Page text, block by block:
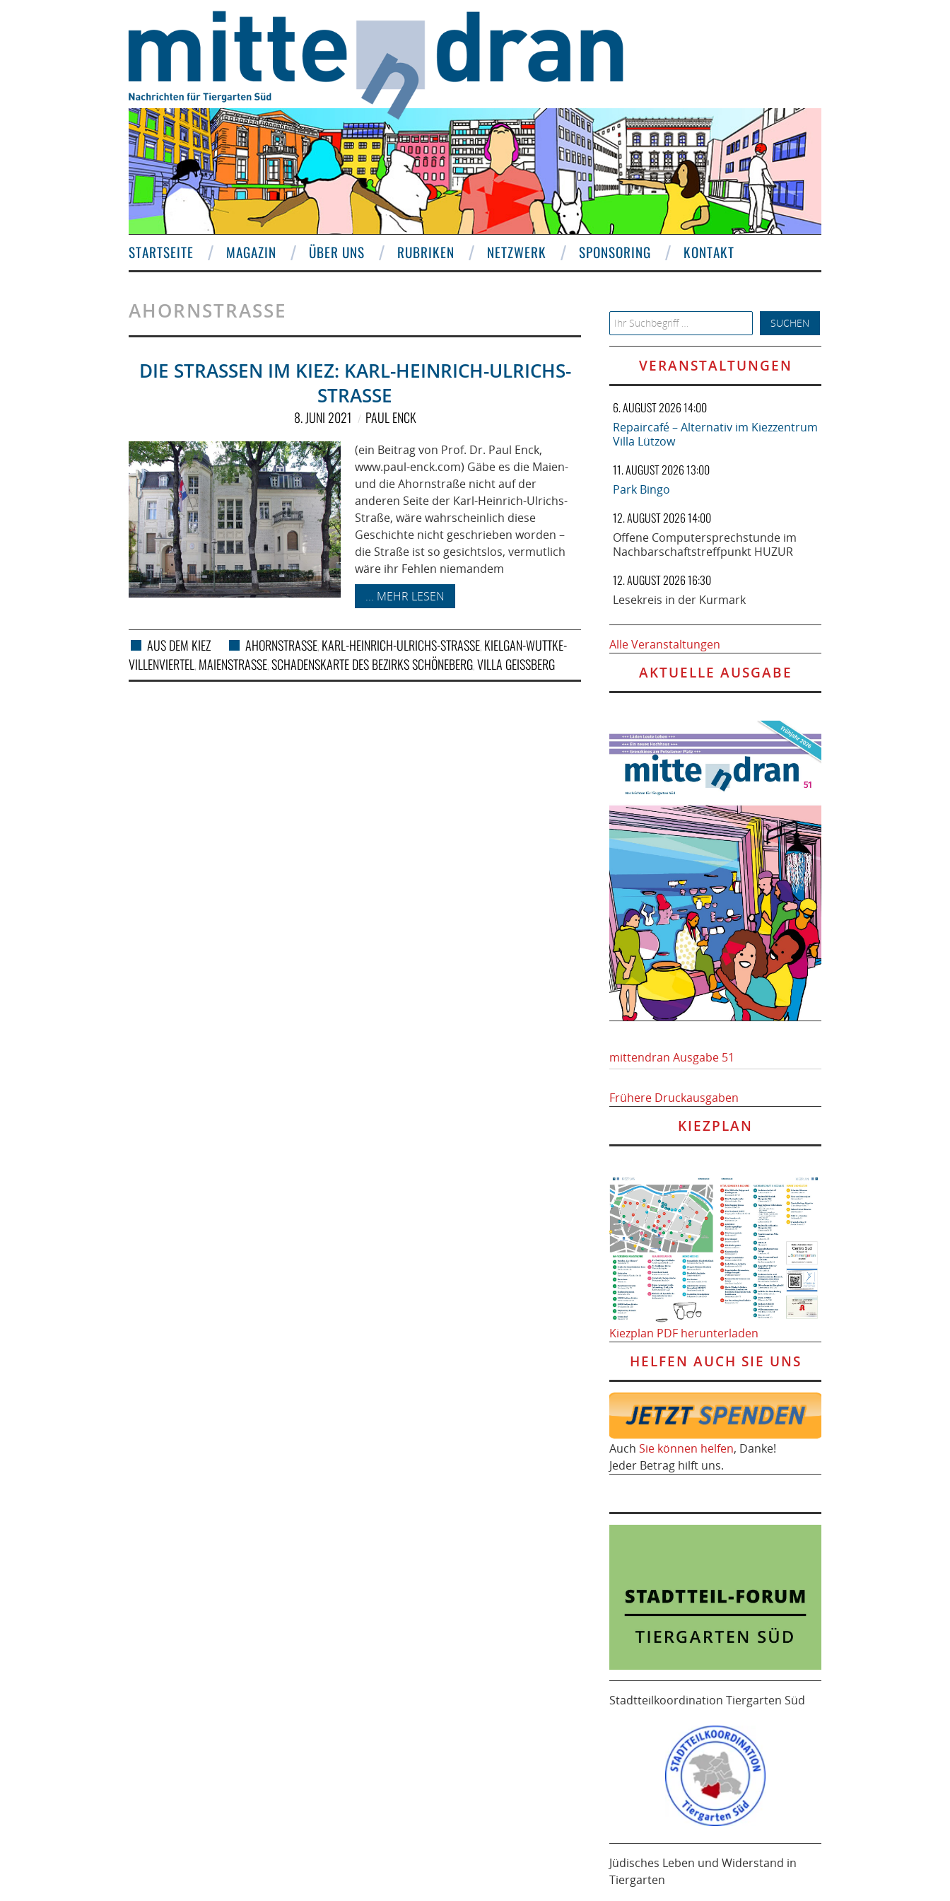
STARTSEITE MAGAZIN ÜBER UNS RUBRIKEN NETZWERK SPONSORING KONTAKT
AHORNSTRASSE
DIE STRASSEN IM KIEZ: KARL-HEINRICH-ULRICHS-S
TRASSE
8. JUNI 2021 PAUL ENCK
(ein Beitrag von Prof. Dr. Paul Enck,
www.paul-enck.com) Gäbe es die Maien-
und die Ahornstraße nicht auf der
anderen Seite der Karl-Heinrich-Ulrichs-
Straße, wäre wahrscheinlich diese
Geschichte nicht geschrieben worden –
die Straße ist so gesichtslos, vermutlich
wäre ihr Fehlen niemandem
... MEHR LESEN
AUS DEM KIEZ AHORNSTRASSE , KARL-HEINRICH-ULRICHS-STRASSE , KIELGAN-WUTTKE-
VILLENVIERTEL , MAIENSTRASSE ,SCHADENSKARTE DES BEZIRKS SCHÖNEBERG,VILLA GEISSBERG
Search for:
VERANSTALTUNGEN
6. AUGUST 2026 14:00
Repaircafé – Alternativ im Kiezzentrum
Villa Lützow
11. AUGUST 2026 13:00
Park Bingo
12. AUGUST 2026 14:00
Offene Computersprechstunde im
Nachbarschaftstreffpunkt HUZUR
12. AUGUST 2026 16:30
Lesekreis in der Kurmark
Alle Veranstaltungen
AKTUELLE AUSGABE
mittendran Ausgabe 51
Frühere Druckausgaben
KIEZPLAN
Kiezplan PDF herunterladen
HELFEN AUCH SIE UNS
Auch Sie können helfen, Danke!
Jeder Betrag hilft uns.
Stadtteilkoordination Tiergarten Süd
Jüdisches Leben und Widerstand in
Tiergarten